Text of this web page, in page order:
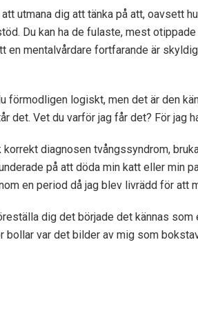
utmana dig att tänka på att, oavsett
Du kan ha de fulaste, mest
en mentalvårdare fortfarande är
förmodligen logiskt, men det är den
det. Vet du varför jag får det? För jag
korrekt diagnosen tvångssyndrom,
på att döda min katt eller min
en period då jag blev livrädd för att
dig det började det kännas
bollar var det bilder av mig som